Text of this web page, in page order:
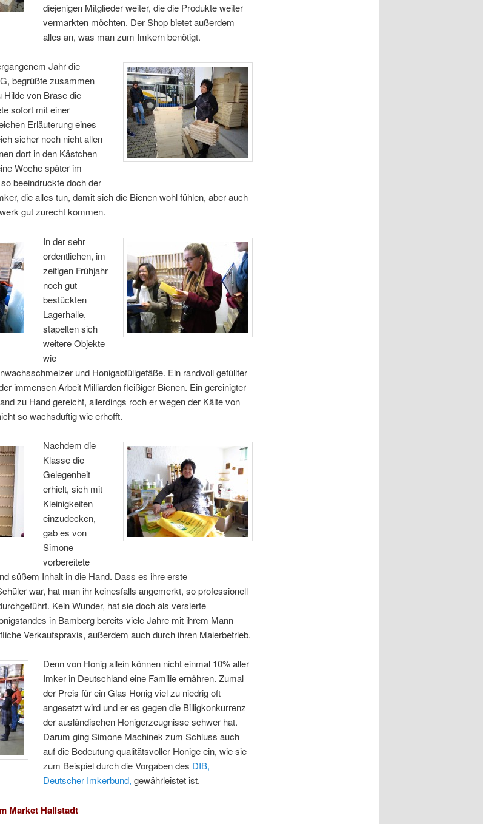
diejenigen Mitglieder weiter, die die Produkte weiter
vermarkten möchten. Der Shop bietet außerdem
alles an, was man zum Imkern benötigt.
Jahr die
begrüßte zusammen
Hilde von Brase die
sofort mit einer
Erläuterung eines
sicher noch nicht allen
dort in den Kästchen
Woche später im
beeindruckte doch der
die alles tun, damit sich die Bienen wohl fühlen, aber auch
gut zurecht kommen.
In der sehr
ordentlichen, im
zeitigen Frühjahr
noch gut
bestückten
Lagerhalle,
stapelten sich
weitere Objekte
wie
und Honigabfüllgefäße. Ein randvoll gefüllter
immensen Arbeit Milliarden fleißiger Bienen. Ein gereinigter
zu Hand gereicht, allerdings roch er wegen der Kälte von
so wachsduftig wie erhofft.
Nachdem die
Klasse die
Gelegenheit
erhielt, sich mit
Kleinigkeiten
einzudecken,
gab es von
Simone
vorbereitete
süßem Inhalt in die Hand. Dass es ihre erste
war, hat man ihr keinesfalls angemerkt, so professionell
Kein Wunder, hat sie doch als versierte
in Bamberg bereits viele Jahre mit ihrem Mann
Verkaufspraxis, außerdem auch durch ihren Malerbetrieb.
Denn von Honig allein können nicht einmal 10% aller
Imker in Deutschland eine Familie ernähren. Zumal
der Preis für ein Glas Honig viel zu niedrig oft
angesetzt wird und er es gegen die Billigkonkurrenz
der ausländischen Honigerzeugnisse schwer hat.
Darum ging Simone Machinek zum Schluss auch
auf die Bedeutung qualitätsvoller Honige ein, wie sie
zum Beispiel durch die Vorgaben des DIB,
Deutscher Imkerbund, gewährleistet ist.
Market Hallstadt